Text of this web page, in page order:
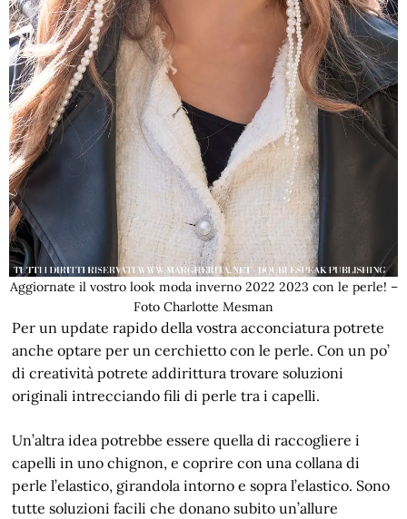
Aggiornate il vostro look moda inverno 2022 2023 con le perle! –
Foto Charlotte Mesman
Per un update rapido della vostra acconciatura potrete
anche optare per un cerchietto con le perle. Con un po’
di creatività potrete addirittura trovare soluzioni
originali intrecciando fili di perle tra i capelli.
Un’altra idea potrebbe essere quella di raccogliere i
capelli in uno chignon, e coprire con una collana di
perle l’elastico, girandola intorno e sopra l’elastico. Sono
tutte soluzioni facili che donano subito un’allure